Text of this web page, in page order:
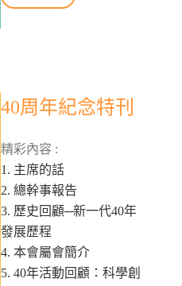
40周年紀念特刊
精彩內容 :
1. 主席的話
2. 總幹事報告
3. 歷史回顧─新一代40年
發展歷程
4. 本會屬會簡介
5. 40年活動回顧：科學創